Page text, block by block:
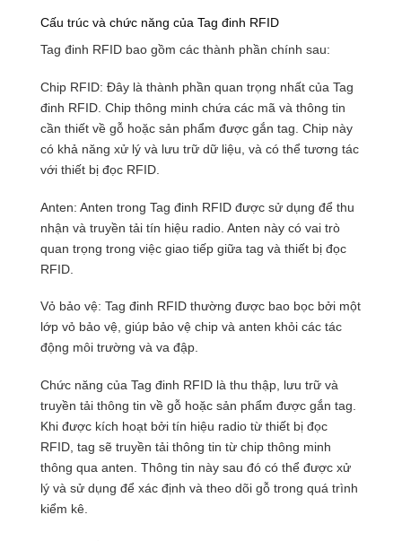
Cấu trúc và chức năng của Tag đinh RFID
Tag đinh RFID bao gồm các thành phần chính sau:
Chip RFID: Đây là thành phần quan trọng nhất của Tag
đinh RFID. Chip thông minh chứa các mã và thông tin
cần thiết về gỗ hoặc sản phẩm được gắn tag. Chip này
có khả năng xử lý và lưu trữ dữ liệu, và có thể tương tác
với thiết bị đọc RFID.
Anten: Anten trong Tag đinh RFID được sử dụng để thu
nhận và truyền tải tín hiệu radio. Anten này có vai trò
quan trọng trong việc giao tiếp giữa tag và thiết bị đọc
RFID.
Vỏ bảo vệ: Tag đinh RFID thường được bao bọc bởi một
lớp vỏ bảo vệ, giúp bảo vệ chip và anten khỏi các tác
động môi trường và va đập.
Chức năng của Tag đinh RFID là thu thập, lưu trữ và
truyền tải thông tin về gỗ hoặc sản phẩm được gắn tag.
Khi được kích hoạt bởi tín hiệu radio từ thiết bị đọc
RFID, tag sẽ truyền tải thông tin từ chip thông minh
thông qua anten. Thông tin này sau đó có thể được xử
lý và sử dụng để xác định và theo dõi gỗ trong quá trình
kiểm kê.